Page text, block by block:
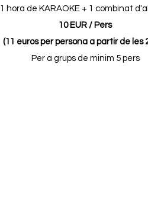
1 hora de KARAOKE + 1 combinat
10 EUR / Pers
(11 euros per persona a partir de les
Per a grups de minim 5 pers